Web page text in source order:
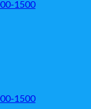
1500
1500